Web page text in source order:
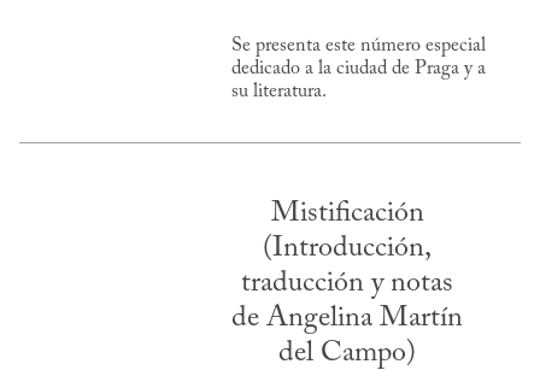
Se presenta este número especial
dedicado a la ciudad de Praga y a
su literatura.
Mistificación
(Introducción,
traducción y notas
de Angelina Martín
del Campo)